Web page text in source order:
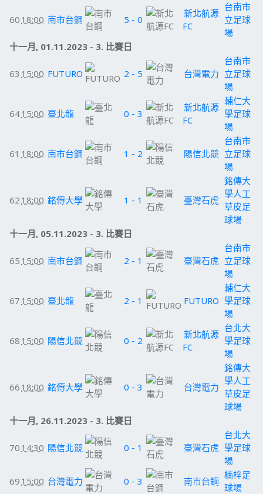
60 18:00 南市台鋼 5 - 0
新北航源
FC
台南市
立足球
場
十一月, 01.11.2023 - 3. 比賽日
63 15:00 FUTURO 2 - 5 台灣電力
台南市
立足球
場
6415:00 臺北龍 0 - 3
新北航源
FC
輔仁大
學足球
場
61 18:00 南市台鋼 1 - 2 陽信北競
台南市
立足球
場
62 18:00 銘傳大學 1 - 1 臺灣石虎
銘傳大
學人工
草皮足
球場
十一月, 05.11.2023 - 3. 比賽日
65 15:00 南市台鋼 2 - 1 臺灣石虎
台南市
立足球
場
67 15:00 臺北龍 2 - 1 FUTURO
輔仁大
學足球
場
68 15:00 陽信北競 0 - 2
新北航源
FC
台北大
學足球
場
66 18:00 銘傳大學 0 - 3 台灣電力
銘傳大
學人工
草皮足
球場
十一月, 26.11.2023 - 3. 比賽日
70 14:30 陽信北競 0 - 1 臺灣石虎
台北大
學足球
場
69 15:00 台灣電力 0 - 3 南市台鋼
楠梓足
球場